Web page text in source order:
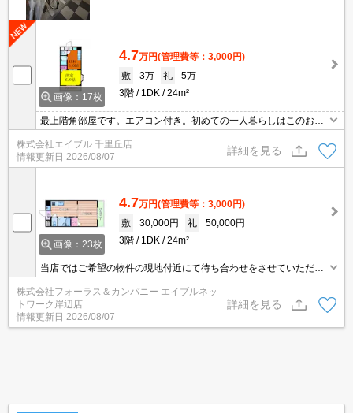
画像：17枚
4.7万円(管理費等：3,000円)
敷
3万 礼
5万
3階
1DK 24m²
最上階角部屋です。エアコン付き。初めての一人暮らしはこのお部
株式会社エイブル 千里丘店
情報更新日 2026/08/07
詳細を見る
画像：23枚
4.7万円(管理費等：3,000円)
敷
30,000円 礼
50,000円
3階
1DK 24m²
当店ではご希望の物件の現地付近にて待ち合わせをさせていただき
です。詳しくは 当店「０１２０－９６７－０９９」にお気軽にお問
合せ下さい♪
株式会社フォーラス＆カンパニー エイブルネッ
トワーク岸辺店
情報更新日 2026/08/07
詳細を見る